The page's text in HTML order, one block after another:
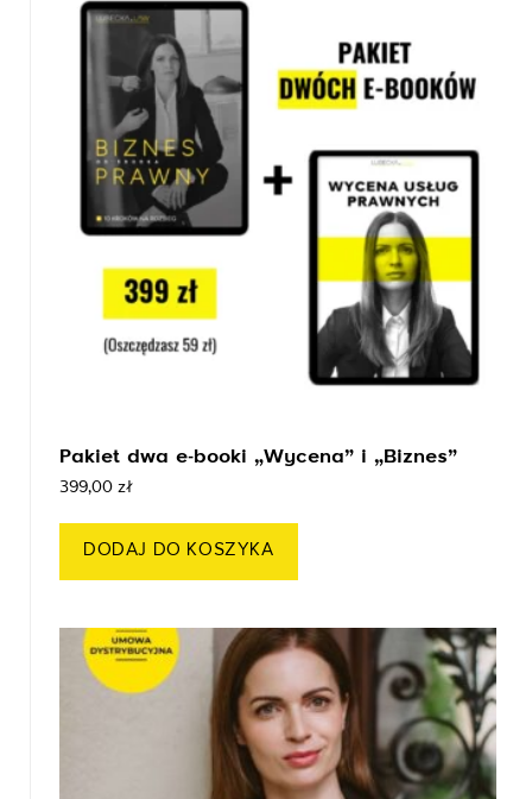
Pakiet dwa e-booki „Wycena” i „Biznes”
399,00 zł
DODAJ DO KOSZYKA